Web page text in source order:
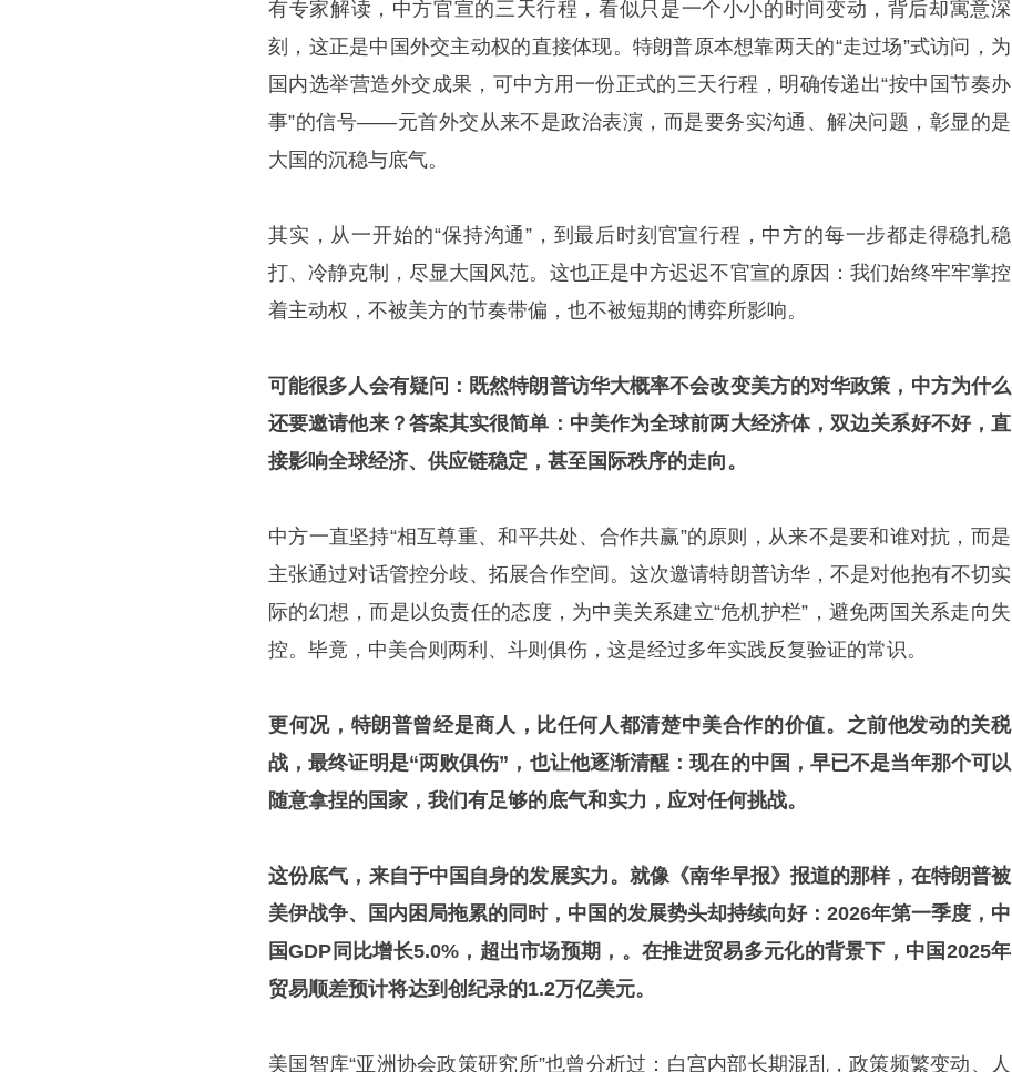
有专家解读，中方官宣的三天行程，看似只是一个小小的时间变动，背后却寓意深
刻，这正是中国外交主动权的直接体现。特朗普原本想靠两天的“走过场”式访问，为
国内选举营造外交成果，可中方用一份正式的三天行程，明确传递出“按中国节奏办
事”的信号——元首外交从来不是政治表演，而是要务实沟通、解决问题，彰显的是
大国的沉稳与底气。
其实，从一开始的“保持沟通”，到最后时刻官宣行程，中方的每一步都走得稳扎稳
打、冷静克制，尽显大国风范。这也正是中方迟迟不官宣的原因：我们始终牢牢掌控
着主动权，不被美方的节奏带偏，也不被短期的博弈所影响。
可能很多人会有疑问：既然特朗普访华大概率不会改变美方的对华政策，中方为什么
还要邀请他来？答案其实很简单：中美作为全球前两大经济体，双边关系好不好，直
接影响全球经济、供应链稳定，甚至国际秩序的走向。
中方一直坚持“相互尊重、和平共处、合作共赢”的原则，从来不是要和谁对抗，而是
主张通过对话管控分歧、拓展合作空间。这次邀请特朗普访华，不是对他抱有不切实
际的幻想，而是以负责任的态度，为中美关系建立“危机护栏”，避免两国关系走向失
控。毕竟，中美合则两利、斗则俱伤，这是经过多年实践反复验证的常识。
更何况，特朗普曾经是商人，比任何人都清楚中美合作的价值。之前他发动的关税
战，最终证明是“两败俱伤”，也让他逐渐清醒：现在的中国，早已不是当年那个可以
随意拿捏的国家，我们有足够的底气和实力，应对任何挑战。
这份底气，来自于中国自身的发展实力。就像《南华早报》报道的那样，在特朗普被
美伊战争、国内困局拖累的同时，中国的发展势头却持续向好：2026年第一季度，中
国GDP同比增长5.0%，超出市场预期，。在推进贸易多元化的背景下，中国2025年
贸易顺差预计将达到创纪录的1.2万亿美元。
美国智库“亚洲协会政策研究所”也曾分析过：白宫内部长期混乱，政策频繁变动、人